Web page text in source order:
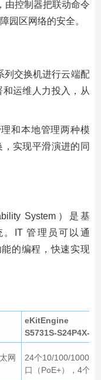
由控制器把联动命令
园区网络的安全。
交换机进行云端配
运维人力投入，从
和本地管理两种模
实现平滑演进的同
System）是基
IT 管理员可以通
的编程，快速实现
eKitEngine
S5731S-S24P4X-A
网
24个10/100/
口（PoE+），4个万